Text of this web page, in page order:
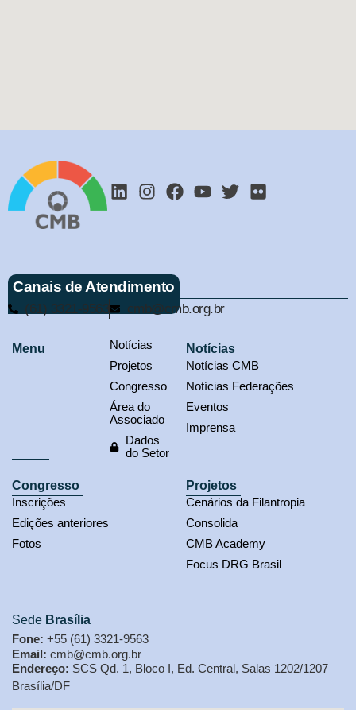
Canais de Atendimento
(61) 3321-9563 cmb@cmb.org.br
Menu
Notícias
Projetos
Congresso
Área do
Associado
Dados
do Setor
Notícias
Notícias CMB
Notícias Federações
Eventos
Imprensa
Congresso
Inscrições
Edições anteriores
Fotos
Projetos
Cenários da Filantropia
Consolida
CMB Academy
Focus DRG Brasil
Sede Brasília
Fone: +55 (61) 3321-9563
Email: cmb@cmb.org.br
Endereço: SCS Qd. 1, Bloco I, Ed. Central, Salas 1202/1207
Brasília/DF